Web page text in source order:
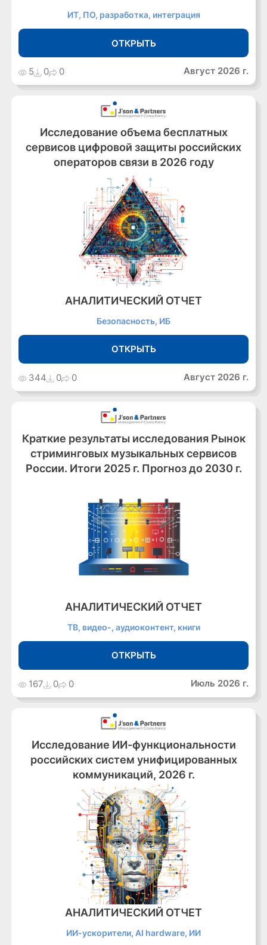
ИТ, ПО, разработка, интеграция
ОТКРЫТЬ
5 0 0 Август 2026 г.
Исследование объема бесплатных
сервисов цифровой защиты российских
операторов связи в 2026 году
АНАЛИТИЧЕСКИЙ ОТЧЕТ
Безопасность, ИБ
ОТКРЫТЬ
344 0 0 Август 2026 г.
Краткие результаты исследования Рынок
стриминговых музыкальных сервисов
России. Итоги 2025 г. Прогноз до 2030 г.
АНАЛИТИЧЕСКИЙ ОТЧЕТ
ТВ, видео-, аудиоконтент, книги
ОТКРЫТЬ
167 0 0 Июль 2026 г.
Исследование ИИ-функциональности
российских систем унифицированных
коммуникаций, 2026 г.
АНАЛИТИЧЕСКИЙ ОТЧЕТ
ИИ-ускорители, AI hardware, ИИ